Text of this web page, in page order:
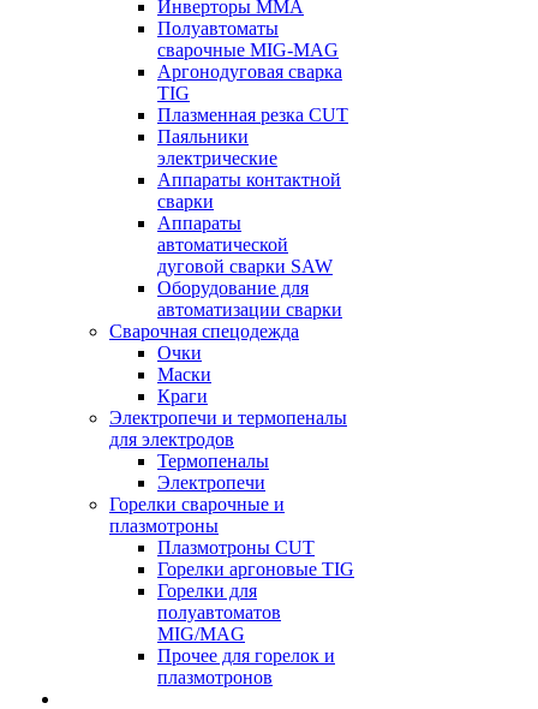
Инверторы ММА
Полуавтоматы
сварочные MIG-MAG
Аргонодуговая сварка
TIG
Плазменная резка CUT
Паяльники
электрические
Аппараты контактной
сварки
Аппараты
автоматической
дуговой сварки SAW
Оборудование для
автоматизации сварки
Сварочная спецодежда
Очки
Маски
Краги
Электропечи и термопеналы
для электродов
Термопеналы
Электропечи
Горелки сварочные и
плазмотроны
Плазмотроны CUT
Горелки аргоновые TIG
Горелки для
полуавтоматов
MIG/MAG
Прочее для горелок и
плазмотронов